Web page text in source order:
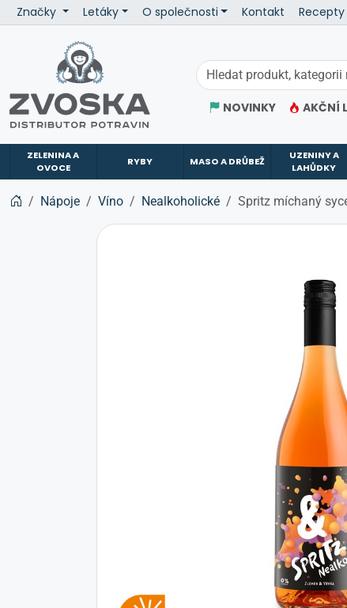
Značky Letáky O společnosti Kontakt Recepty
NOVINKY AKČNÍ
ZELENINA A
OVOCE
RYBY MASO A DRŮBEŽ
UZENINY A
LAHŮDKY
Nápoje Víno Nealkoholické Spritz míchaný